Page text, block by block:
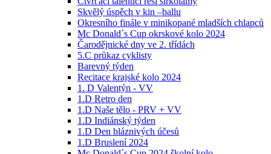
Skvělý úspěch v kin –ballu
Okresního finále v minikopané mladších chlapců
Mc Donald´s Cup okrskové kolo 2024
Čarodějnické dny ve 2. třídách
5.C průkaz cyklisty
Barevný týden
Recitace krajské kolo 2024
1. D Valentýn - VV
1.D Retro den
1.D Naše tělo - PRV + VV
1.D Indiánský týden
1.D Den bláznivých účesů
1.D Bruslení 2024